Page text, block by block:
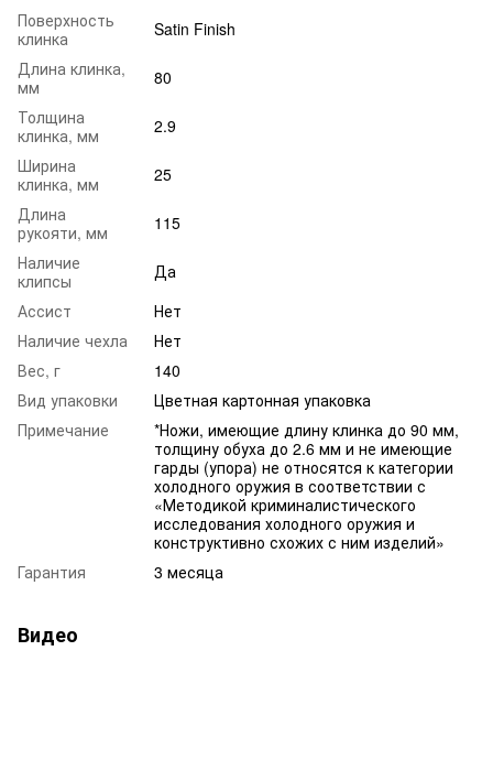
Поверхность
клинка
Satin Finish
Длина клинка,
мм
80
Толщина
клинка, мм
2.9
Ширина
клинка, мм
25
Длина
рукояти, мм
115
Наличие
клипсы
Да
Ассист
Нет
Наличие чехла
Нет
Вес, г
140
Вид упаковки
Цветная картонная упаковка
Примечание
*Ножи, имеющие длину клинка до 90 мм,
толщину обуха до 2.6 мм и не имеющие
гарды (упора) не относятся к категории
холодного оружия в соответствии с
«Методикой криминалистического
исследования холодного оружия и
конструктивно схожих с ним изделий»
Гарантия
3 месяца
Видео